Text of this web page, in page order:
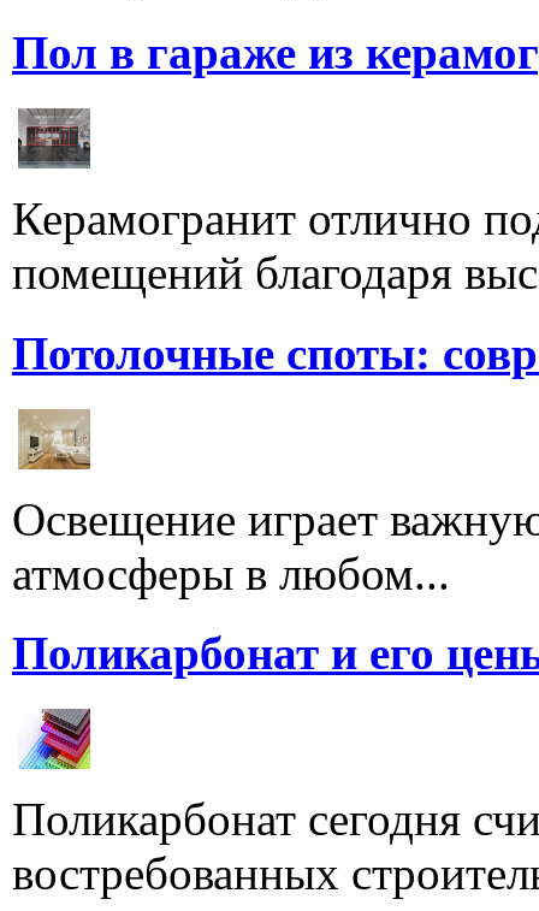
Пол в гараже из
Керамогранит отлично
помещений благодаря
Потолочные споты:
Освещение играет
атмосферы в любом...
Поликарбонат и его
Поликарбонат сегодня
востребованных